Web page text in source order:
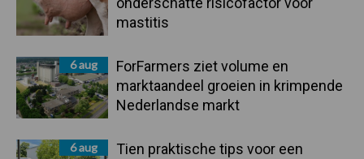
mastitis
6 aug
ForFarmers ziet volume en
marktaandeel groeien in krimpende
Nederlandse markt
6 aug
Tien praktische tips voor een